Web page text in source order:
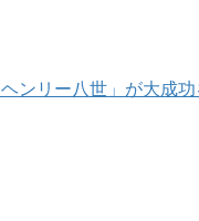
ンリー八世」が大成